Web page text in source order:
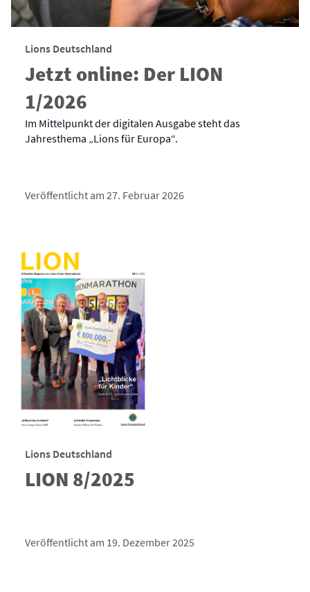
Lions Deutschland
Jetzt online: Der LION
1/2026
Im Mittelpunkt der digitalen Ausgabe steht das
Jahresthema „Lions für Europa“.
Veröffentlicht am 27. Februar 2026
Lions Deutschland
LION 8/2025
Veröffentlicht am 19. Dezember 2025